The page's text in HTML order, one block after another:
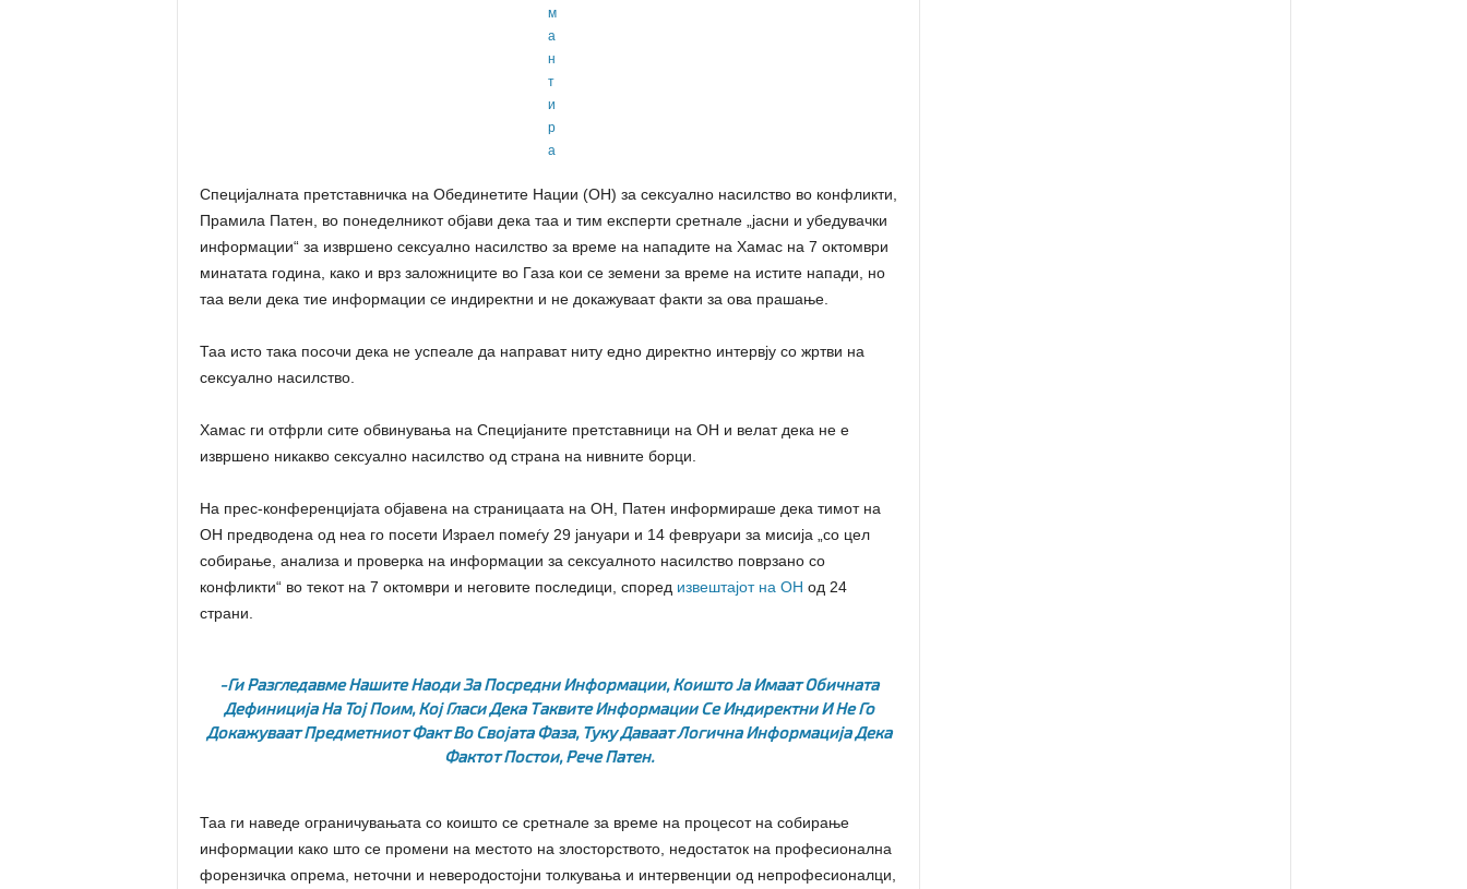
Специјалната претставничка на Обединетите Нации (ОН) за сексуално насилство во конфликти,
Прамила Патен, во понеделникот објави дека таа и тим експерти сретнале „јасни и убедувачки
информации“ за извршено сексуално насилство за време на нападите на Хамас на 7 октомври
минатата година, како и врз заложниците во Газа кои се земени за време на истите напади, но
таа вели дека тие информации се индиректни и не докажуваат факти за ова прашање.
Таа исто така посочи дека не успеале да направат ниту едно директно интервју со жртви на
сексуално насилство.
Хамас ги отфрли сите обвинувања на Специјаните претставници на ОН и велат дека не е
извршено никакво сексуално насилство од страна на нивните борци.
На прес-конференцијата објавена на страницаата на ОН, Патен информираше дека тимот на
ОН предводена од неа го посети Израел помеѓу 29 јануари и 14 февруари за мисија „со цел
собирање, анализа и проверка на информации за сексуалното насилство поврзано со
конфликти“ во текот на 7 октомври и неговите последици, според извештајот на ОН од 24
страни.
-Ги Разгледавме Нашите Наоди За Посредни Информации, Коишто Ја Имаат Обичната
Дефиниција На Тој Поим, Кој Гласи Дека Таквите Информации Се Индиректни И Не Го
Докажуваат Предметниот Факт Во Својата Фаза, Туку Даваат Логична Информација Дека
Фактот Постои, Рече Патен.
Таа ги наведе ограничувањата со коишто се сретнале за време на процесот на собирање
информации како што се промени на местото на злосторството, недостаток на професионална
форензичка опрема, неточни и неверодостојни толкувања и интервенции од непрофесионалци,